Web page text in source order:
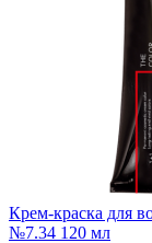
Крем-краска для
№7.34 120 мл